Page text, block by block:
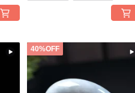
40%OFF